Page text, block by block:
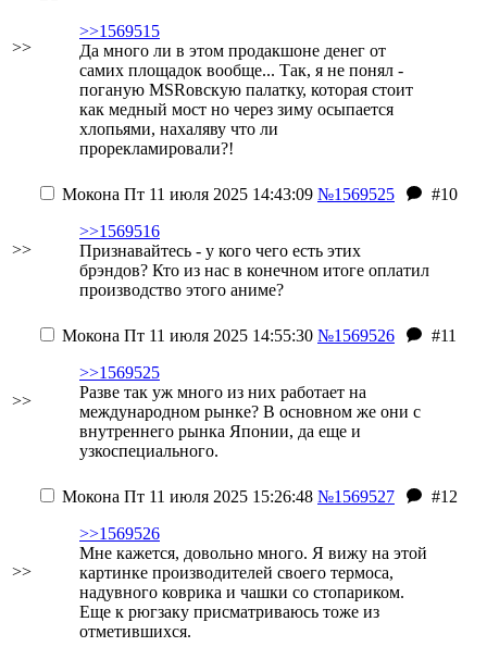
>>
>>1569515
Да много ли в этом продакшоне денег от
самих площадок вообще... Так, я не понял -
поганую MSRовскую палатку, которая стоит
как медный мост но через зиму осыпается
хлопьями, нахаляву что ли
прорекламировали?!
>>
Мокона Пт 11 июля 2025 14:43:09 №1569525
#10
>>1569516
Признавайтесь - у кого чего есть этих
брэндов? Кто из нас в конечном итоге оплатил
производство этого аниме?
>>
Мокона Пт 11 июля 2025 14:55:30 №1569526
#11
>>1569525
Разве так уж много из них работает на
международном рынке? В основном же они с
внутреннего рынка Японии, да еще и
узкоспециального.
>>
Мокона Пт 11 июля 2025 15:26:48 №1569527
#12
>>1569526
Мне кажется, довольно много. Я вижу на этой
картинке производителей своего термоса,
надувного коврика и чашки со стопариком.
Еще к рюгзаку присматриваюсь тоже из
отметившихся.